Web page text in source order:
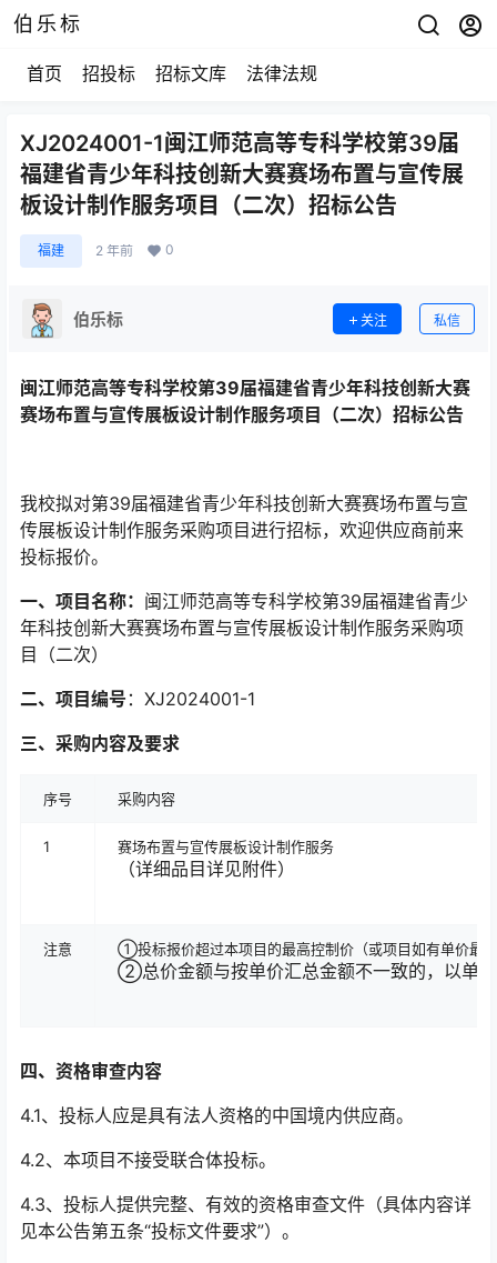
伯乐标
首页 招投标 招标文库 法律法规
XJ2024001-1闽江师范高等专科学校第39届
福建省青少年科技创新大赛赛场布置与宣传展
板设计制作服务项目（二次）招标公告
福建 2 年前 0
伯乐标 关注 私信
闽江师范高等专科学校第39届福建省青少年科技创新大赛
赛场布置与宣传展板设计制作服务项目（二次）招标公告
我校拟对第39届福建省青少年科技创新大赛赛场布置与宣
传展板设计制作服务采购项目进行招标，欢迎供应商前来
投标报价。
一、项目名称： 闽江师范高等专科学校第39届福建省青少
年科技创新大赛赛场布置与宣传展板设计制作服务采购项
目（二次）
二、项目编号 ： XJ2024001-1
三、采购内容及要求
序号 采购内容
1 赛场布置与宣传展板设计制作服务
（详细品目详见附件）
注意 ①投标报价超过本项目的最高控制价（或项目如有单价最
②总价金额与按单价汇总金额不一致的，以单
四、资格审查内容
4.1、投标人应是具有法人资格的中国境内供应商。
4.2、本项目不接受联合体投标。
4.3、投标人提供完整、有效的资格审查文件（具体内容详
见本公告第五条“投标文件要求”）。